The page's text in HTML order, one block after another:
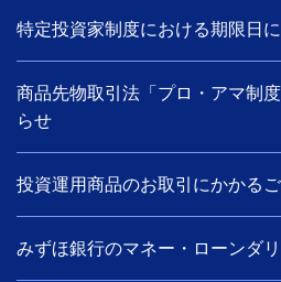
特定投資家制度における期限日
商品先物取引法「プロ・アマ制
らせ
投資運用商品のお取引にかかる
みずほ銀行のマネー・ローンダ